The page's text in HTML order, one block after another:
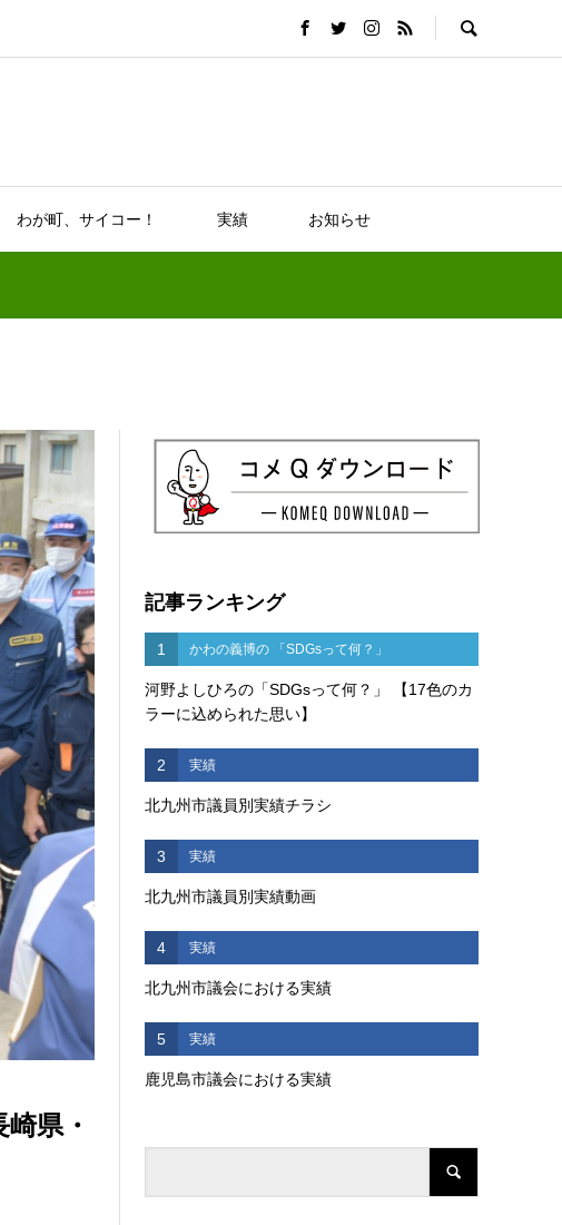
わが町、サイコー！ 実績 お知らせ
県・
記事ランキング
1 かわの義博の 「SDGsって何？」
河野よしひろの「SDGsって何？」 【17色のカ
ラーに込められた思い】
2 実績
北九州市議員別実績チラシ
3 実績
北九州市議員別実績動画
4 実績
北九州市議会における実績
5 実績
鹿児島市議会における実績